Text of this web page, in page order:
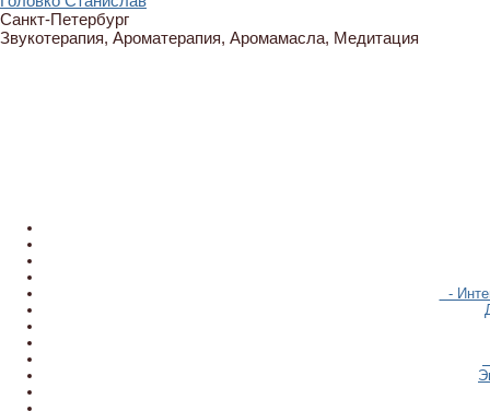
Санкт-Петербург
Звукотерапия, Ароматерапия, Аромамасла, Медитация
-